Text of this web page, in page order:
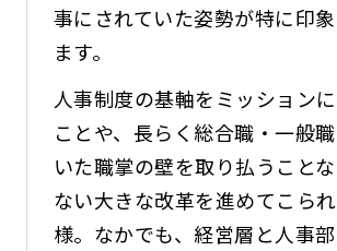
事にされていた姿勢が特に印
ます。
人事制度の基軸をミッション
ことや、長らく総合職・一般
いた職掌の壁を取り払うこと
ない大きな改革を進めてこら
様。なかでも、経営層と人事